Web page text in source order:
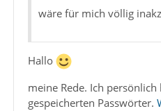
wäre für mich völlig
Hallo
meine Rede. Ich
gespeicherten Passwörter.